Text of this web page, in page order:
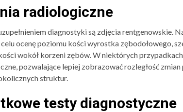
radiologiczne
diagnostyki są zdjęcia rentgenowskie.
celu ocenę poziomu kości wyrostka zębodołowego,
wokół korzeni zębów. W niektórych
pozwalające lepiej zobrazować rozległość
struktur.
testy diagnostyczne